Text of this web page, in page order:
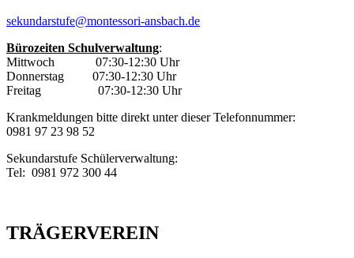
sekundarstufe@montessori-ansbach.de
Bürozeiten Schulverwaltung:
Mittwoch 07:30-12:30 Uhr
Donnerstag 07:30-12:30 Uhr
Freitag 07:30-12:30 Uhr
Krankmeldungen bitte direkt unter dieser Telefonnummer:
0981 97 23 98 52
Sekundarstufe Schülerverwaltung:
Tel: 0981 972 300 44
TRÄGERVEREIN